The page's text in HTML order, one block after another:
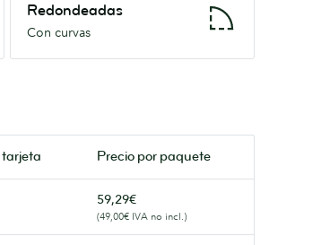
Redondeadas
Con curvas
Con
curvas
tarjeta Precio por paquete
59,29€
(49,00€ IVA no incl.)